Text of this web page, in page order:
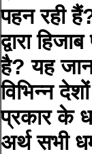
पहन रही
द्वारा
है? यह
विभिन्न
प्रकार के
अर्थ सभी